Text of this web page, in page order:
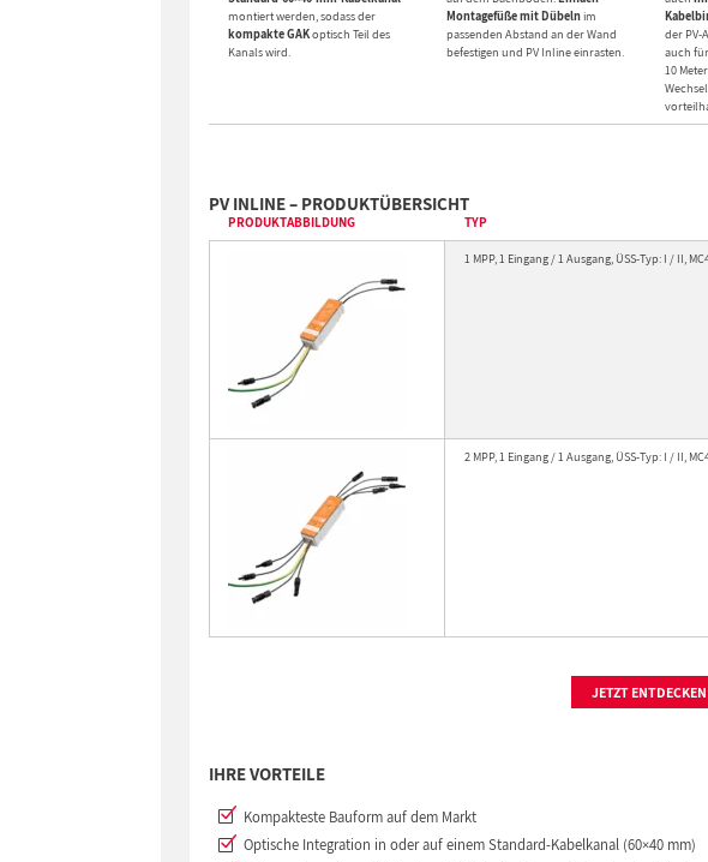
montiert werden, sodass der
kompakte GAKoptisch Teil des
Kanals wird.
Montagefüße mit Dübelnim
passenden Abstand an der Wand
befestigen und PV Inline einrasten.
der PV-
auch
10
PV INLINE – PRODUKTÜBERSICHT
PRODUKTABBILDUNG TYP
1 MPP, 1 Eingang / 1 Ausgang, ÜSS-Typ: I / II,
2 MPP, 1 Eingang / 1 Ausgang, ÜSS-Typ: I / II,
JETZT ENTDECKEN
IHRE VORTEILE
Kompakteste Bauform auf dem Markt
Optische Integration in oder auf einem Standard-Kabelkanal (60×40 mm)